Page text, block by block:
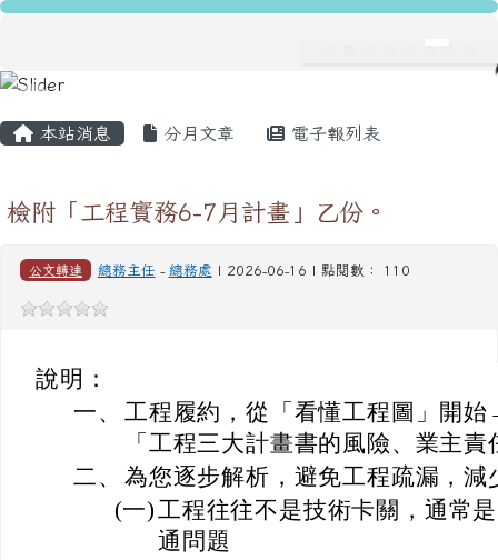
跳至主內容區
龍安國民小學
本站消息 分月文章 電子報列表
檢附「工程實務6-7月計畫」乙份。
公文轉達 總務主任 - 總務處 | 2026-06-16 | 點閱數： 110
說明：
一、 工程履約，從「看懂工程圖」開
「工程三大計畫書的風險、業主責
二、 為您逐步解析，避免工程疏漏，減
(一)工程往往不是技術卡關，通常
通問題